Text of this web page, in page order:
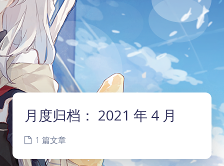
月度归档： 2021 年 4 月
1 篇文章